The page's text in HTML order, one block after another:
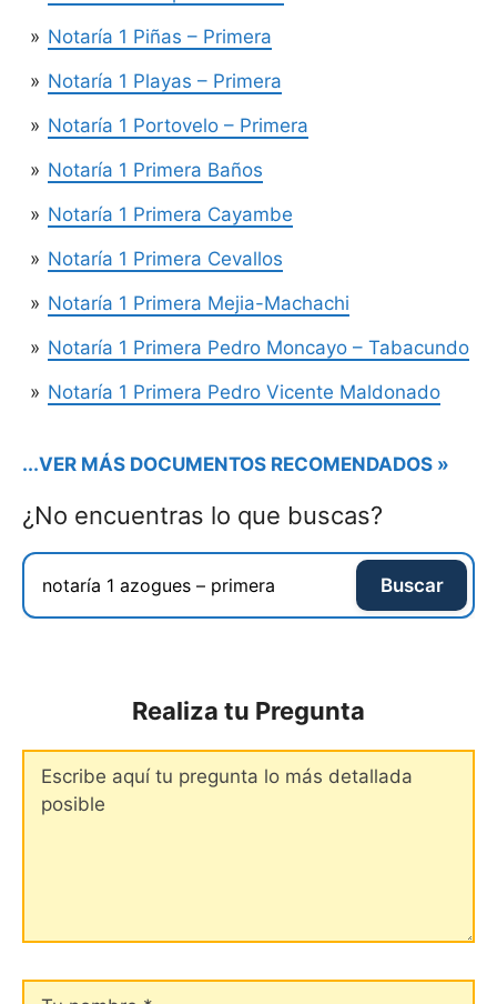
Notaría 1 Piñas – Primera
Notaría 1 Playas – Primera
Notaría 1 Portovelo – Primera
Notaría 1 Primera Baños
Notaría 1 Primera Cayambe
Notaría 1 Primera Cevallos
Notaría 1 Primera Mejia-Machachi
Notaría 1 Primera Pedro Moncayo – Tabacundo
Notaría 1 Primera Pedro Vicente Maldonado
...VER MÁS DOCUMENTOS RECOMENDADOS »
¿No encuentras lo que buscas?
Buscar
Realiza tu Pregunta